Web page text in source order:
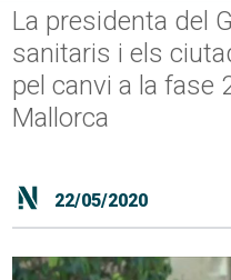
La presidenta del
sanitaris i els
pel canvi a la fase
Mallorca
22/05/2020